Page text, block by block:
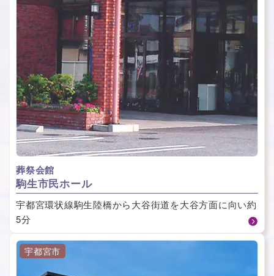
葬祭会館
駒⽣市⺠ホール
宇都宮環状線駒生陸橋から大谷街道を大谷方面に向い約
5分
宇都宮市